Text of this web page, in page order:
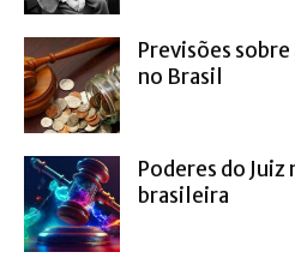
Previsões
no Brasil
Poderes do Juiz
brasileira